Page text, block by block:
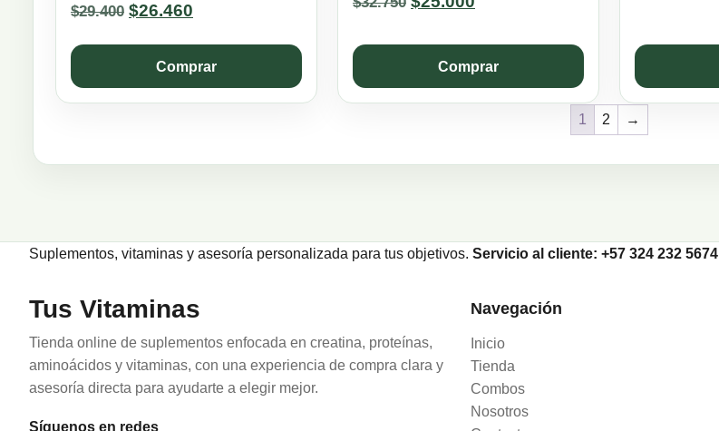
$29.400 Original
was:
$29.400.
$26.460
is:
$26.460.
Comprar
was:
$32.750.
is:
$25.000.
Comprar
1 2 →
Suplementos, vitaminas y asesoría personalizada para tus objetivos. Servicio al cliente: +57 324 232 5674
Tus Vitaminas
Tienda online de suplementos enfocada en creatina, proteínas,
aminoácidos y vitaminas, con una experiencia de compra clara y
asesoría directa para ayudarte a elegir mejor.
Síguenos en redes
Navegación
Inicio
Tienda
Combos
Nosotros